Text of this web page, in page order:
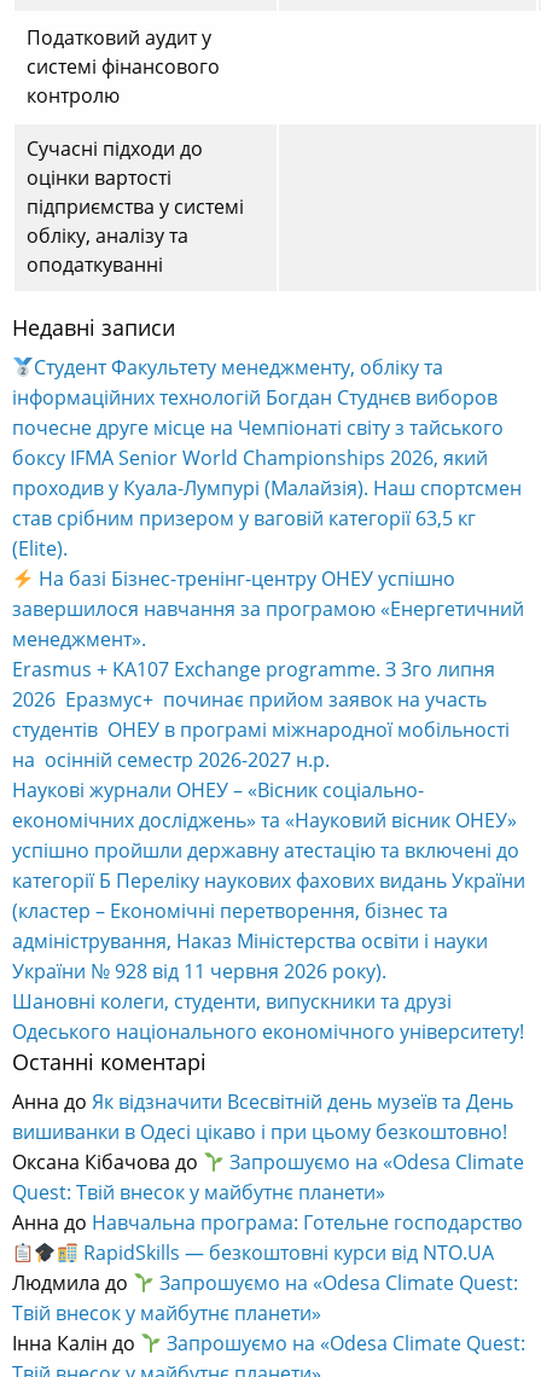
Податковий аудит у
системі фінансового
контролю
Сучасні підходи до
оцінки вартості
підприємства у системі
обліку, аналізу та
оподаткуванні
Недавні записи
Студент Факультету менеджменту, обліку та
інформаційних технологій Богдан Студнєв виборов
почесне друге місце на Чемпіонаті світу з тайського
боксу IFMA Senior World Championships 2026, який
проходив у Куала-Лумпурі (Малайзія). Наш спортсмен
став срібним призером у ваговій категорії 63,5 кг
(Elite).
На базі Бізнес-тренінг-центру ОНЕУ успішно
завершилося навчання за програмою «Енергетичний
менеджмент».
Erasmus + KA107 Exchange programme. З 3го липня
2026 Еразмус+ починає прийом заявок на участь
студентів ОНЕУ в програмі міжнародної мобільності
на осінній семестр 2026-2027 н.р.
Наукові журнали ОНЕУ – «Вісник соціально-
економічних досліджень» та «Науковий вісник ОНЕУ»
успішно пройшли державну атестацію та включені до
категорії Б Переліку наукових фахових видань України
(кластер – Економічні перетворення, бізнес та
адміністрування, Наказ Міністерства освіти і науки
України № 928 від 11 червня 2026 року).
Шановні колеги, студенти, випускники та друзі
Одеського національного економічного університету!
Останні коментарі
Анна до Як відзначити Всесвітній день музеїв та День
вишиванки в Одесі цікаво і при цьому безкоштовно!
Оксана Кібачова до
Запрошуємо на «Odesa Climate
Quest: Твій внесок у майбутнє планети»
Анна до Навчальна програма: Готельне господарство
RapidSkills — безкоштовні курси від NTO.UA
Людмила до
Запрошуємо на «Odesa Climate Quest:
Твій внесок у майбутнє планети»
Інна Калін до
Запрошуємо на «Odesa Climate Quest: